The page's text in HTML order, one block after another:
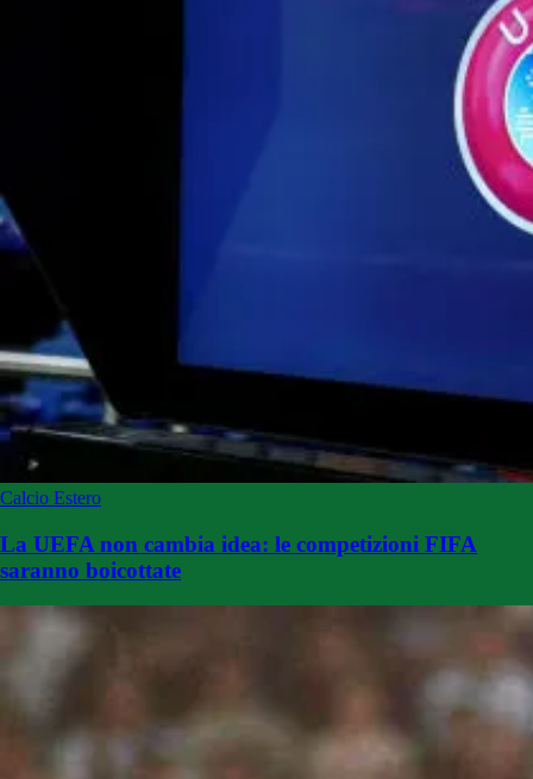
Calcio Estero
La UEFA non cambia idea: le competizioni FIFA
saranno boicottate